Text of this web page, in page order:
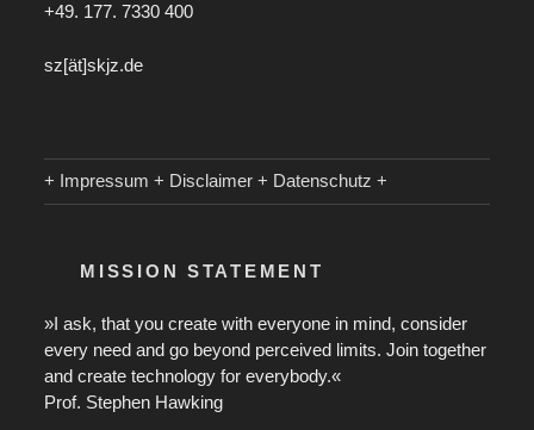
+49. 177. 7330 400
sz[ät]skjz.de
+ Impressum + Disclaimer + Datenschutz +
MISSION STATEMENT
»I ask, that you create with everyone in mind, consider
every need and go beyond perceived limits. Join together
and create technology for everybody.«
Prof. Stephen Hawking